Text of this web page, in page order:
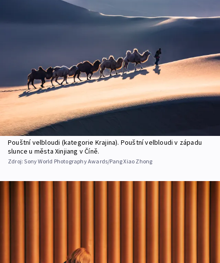
Pouštní velbloudi (kategorie Krajina). Pouštní velbloudi v západu
slunce u města Xinjiang v Číně.
Zdroj:Sony World Photography Awards/Pang Xiao Zhong